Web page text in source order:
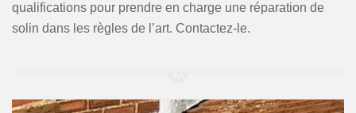
qualifications pour prendre en charge une réparation de
solin dans les règles de l’art. Contactez-le.